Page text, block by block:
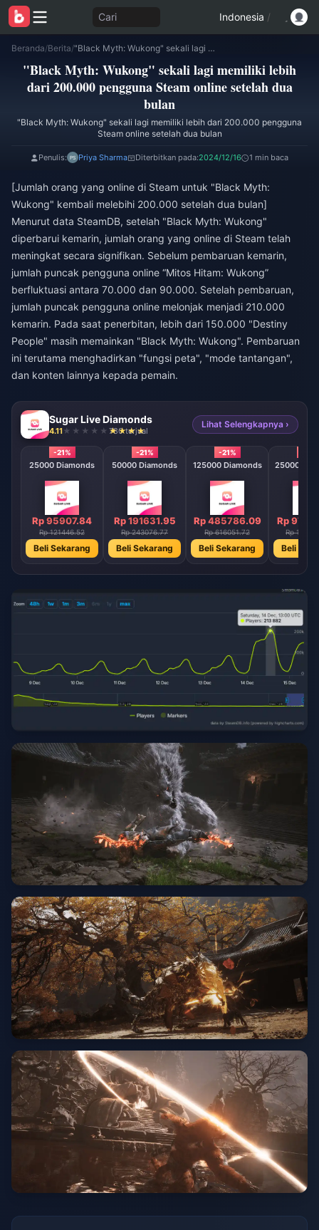
Cari Indonesia /
Beranda/Berita/ "Black Myth: Wukong" sekali lagi memiliki lebih dari 200.000 pengguna Steam online setelah dua bulan
"Black Myth: Wukong" sekali lagi memiliki lebih
dari 200.000 pengguna Steam online setelah dua
bulan
"Black Myth: Wukong" sekali lagi memiliki lebih dari 200.000 pengguna
Steam online setelah dua bulan
Penulis: Priya Sharma Diterbitkan pada:2024/12/16 1 min baca
[Jumlah orang yang online di Steam untuk "Black Myth:
Wukong" kembali melebihi 200.000 setelah dua bulan]
Menurut data SteamDB, setelah "Black Myth: Wukong"
diperbarui kemarin, jumlah orang yang online di Steam telah
meningkat secara signifikan. Sebelum pembaruan kemarin,
jumlah puncak pengguna online “Mitos Hitam: Wukong”
berfluktuasi antara 70.000 dan 90.000. Setelah pembaruan,
jumlah puncak pengguna online melonjak menjadi 210.000
kemarin. Pada saat penerbitan, lebih dari 150.000 "Destiny
People" masih memainkan "Black Myth: Wukong". Pembaruan
ini terutama menghadirkan "fungsi peta", "mode tantangan",
dan konten lainnya kepada pemain.
Sugar Live Diamonds
4.11 780 terjual
Lihat Selengkapnya ›
-21%
25000 Diamonds
Rp 95907.84
Rp 121446.52
Beli Sekarang
-21%
50000 Diamonds
Rp 191631.95
Rp 243076.77
Beli Sekarang
-21%
125000 Diamonds
Rp 485786.09
Rp 616051.72
Beli Sekarang
250000
Rp
Rp
Beli